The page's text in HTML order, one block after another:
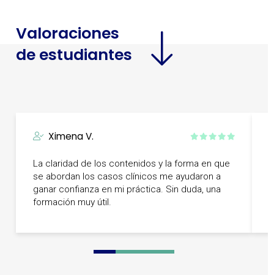
Valoraciones
de estudiantes
Ximena V.
La claridad de los contenidos y la forma en que
se abordan los casos clínicos me ayudaron a
ganar confianza en mi práctica. Sin duda, una
formación muy útil.
0 1 2 3 4 5 6 7 8